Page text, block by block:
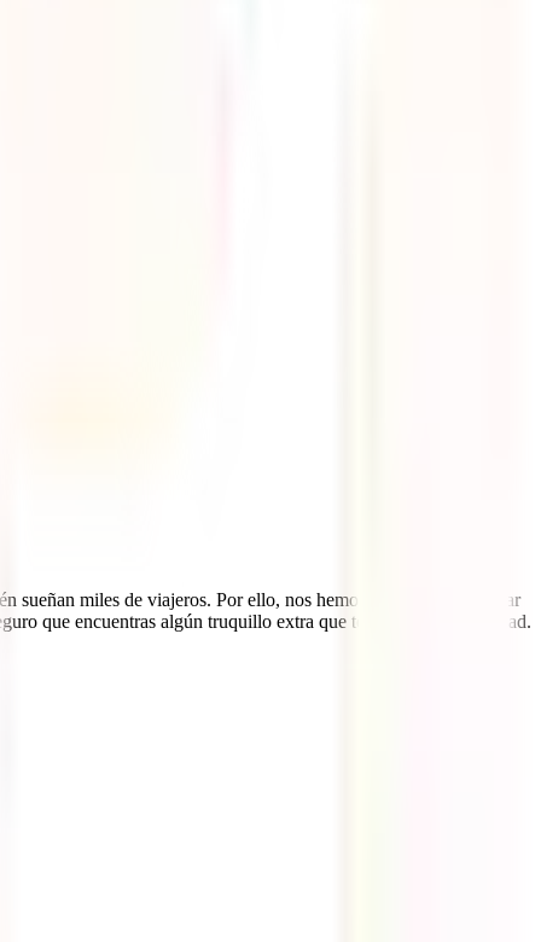
sueñan miles de viajeros. Por ello, nos hemos animado a recopilar
que encuentras algún truquillo extra que te puede ser de utilidad.